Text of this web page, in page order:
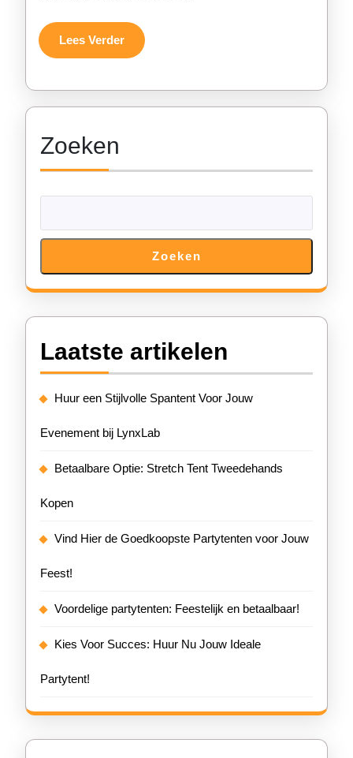
de
voor
Feest!
Lees VerderLees
Verder
Zoeken
Zoeken
Laatste artikelen
Huur een Stijlvolle Spantent Voor Jouw
Evenement bij LynxLab
Betaalbare Optie: Stretch Tent Tweedehands
Kopen
Vind Hier de Goedkoopste Partytenten voor Jouw
Feest!
Voordelige partytenten: Feestelijk en betaalbaar!
Kies Voor Succes: Huur Nu Jouw Ideale
Partytent!